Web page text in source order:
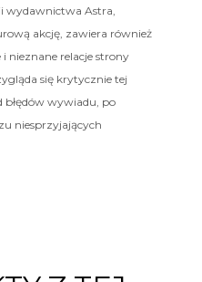
wydawnictwa Astra,
akcję, zawiera również
nieznane relacje strony
się krytycznie tej
błędów wywiadu, po
niesprzyjających